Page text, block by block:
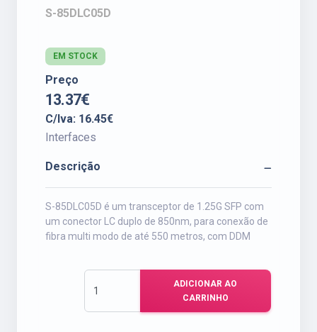
S-85DLC05D
EM STOCK
Preço
13.37€
C/Iva: 16.45€
Interfaces
Descrição
S-85DLC05D é um transceptor de 1.25G SFP com
um conector LC duplo de 850nm, para conexão de
fibra multi modo de até 550 metros, com DDM
ADICIONAR AO
CARRINHO